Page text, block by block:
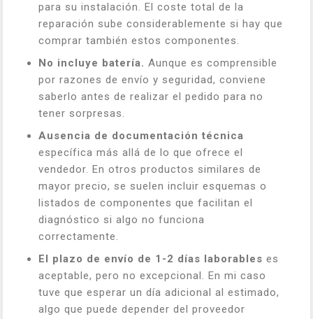
para su instalación. El coste total de la
reparación sube considerablemente si hay que
comprar también estos componentes.
No incluye batería. Aunque es comprensible
por razones de envío y seguridad, conviene
saberlo antes de realizar el pedido para no
tener sorpresas.
Ausencia de documentación técnica
específica más allá de lo que ofrece el
vendedor. En otros productos similares de
mayor precio, se suelen incluir esquemas o
listados de componentes que facilitan el
diagnóstico si algo no funciona
correctamente.
El plazo de envío de 1-2 días laborables es
aceptable, pero no excepcional. En mi caso
tuve que esperar un día adicional al estimado,
algo que puede depender del proveedor